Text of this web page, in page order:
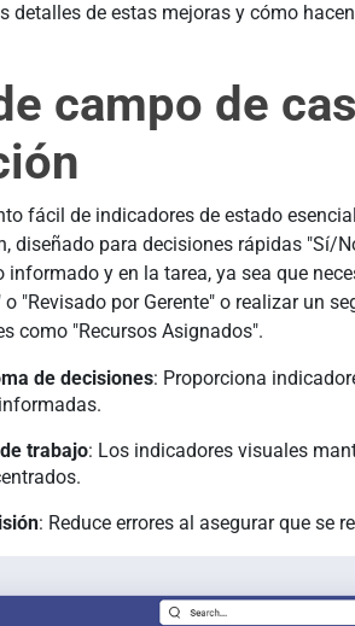
detalles de estas mejoras y cómo
campo de
fácil de indicadores de estado
diseñado para decisiones rápidas "Sí/
informado y en la tarea, ya sea que
o "Revisado por Gerente" o realizar un
como "Recursos Asignados".
de decisiones: Proporciona
trabajo: Los indicadores visuales
: Reduce errores al asegurar que se